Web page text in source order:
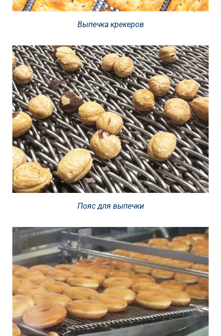
Выпечка крекеров
Пояс для выпечки